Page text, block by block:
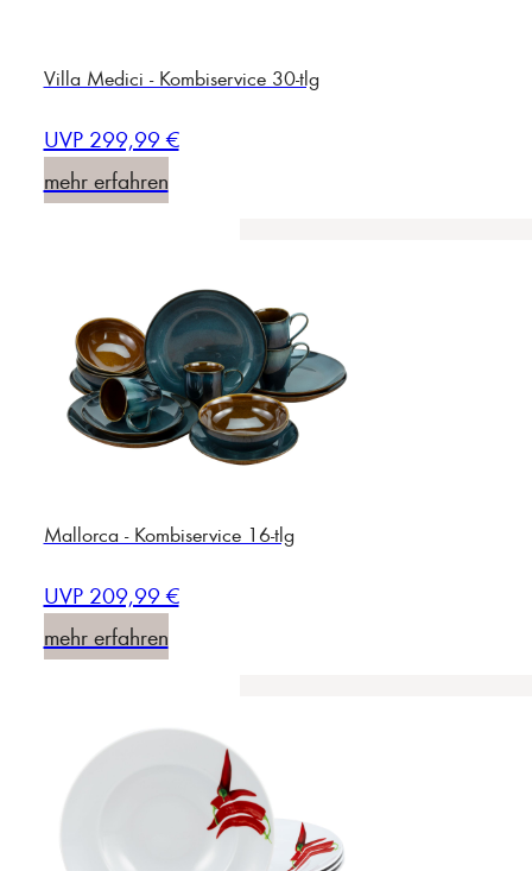
Villa Medici - Kombiservice 30-tlg
UVP 299,99 €
mehr erfahren
Mallorca - Kombiservice 16-tlg
UVP 209,99 €
mehr erfahren